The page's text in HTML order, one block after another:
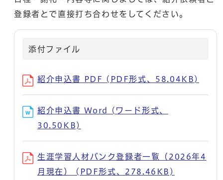
登録者とで直接打ち合わせをしてください。
添付ファイル
紹介申込書 PDF (PDF形式、58.04KB)
紹介申込書 Word (ワード形式、
30.50KB)
生涯学習人材バンク登録者一覧（2026年4
月現在） (PDF形式、278.46KB)